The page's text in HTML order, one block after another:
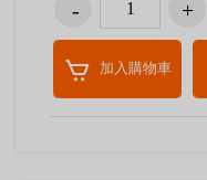
加入購物車